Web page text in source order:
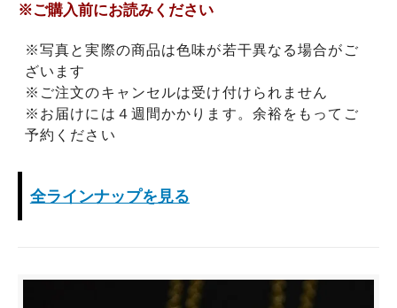
※ご購入前にお読みください
※写真と実際の商品は色味が若干異なる場合がご
ざいます
※ご注文のキャンセルは受け付けられません
※お届けには４週間かかります。余裕をもってご
予約ください
全ラインナップを見る